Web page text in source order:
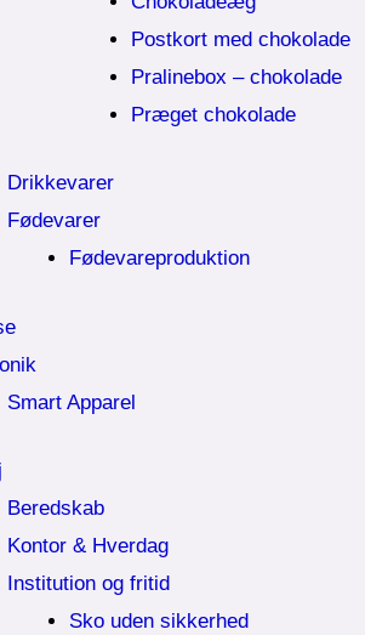
Postkort med chokolade
Pralinebox – chokolade
Præget chokolade
Drikkevarer
Fødevarer
Fødevareproduktion
Smart Apparel
Beredskab
Kontor & Hverdag
Institution og fritid
Sko uden sikkerhed